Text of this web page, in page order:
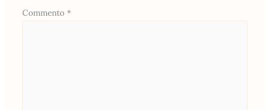
Commento *